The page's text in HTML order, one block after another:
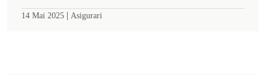
14 Mai 2025 | Asigurari